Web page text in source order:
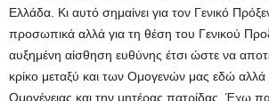
Ελλάδα. Κι αυτό σημαίνει για τον Γενικό
προσωπικά αλλά για τη θέση του Γενικού
αυξημένη αίσθηση ευθύνης έτσι ώστε να
κρίκο μεταξύ και των Ομογενών μας εδώ αλλά
Ομογένειας και την μητέρας πατρίδας. Έχω